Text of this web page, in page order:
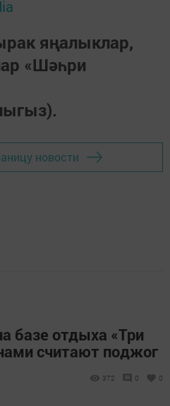
яңалыклар,
«Шәһри
новости
базе отдыха «Три
считают поджог
372 0 0